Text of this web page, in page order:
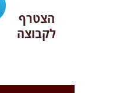
הצטרף
לקבוצה